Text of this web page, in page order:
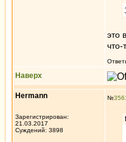
это
что-
Наверх
Hermann
Зарегистрирован:
21.03.2017
Суждений: 3898
№